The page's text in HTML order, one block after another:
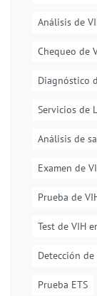
Análisis de
Chequeo de
Diagnóstico
Servicios de
Análisis de
Examen de
Prueba de
Test de VIH
Detección
Prueba ETS